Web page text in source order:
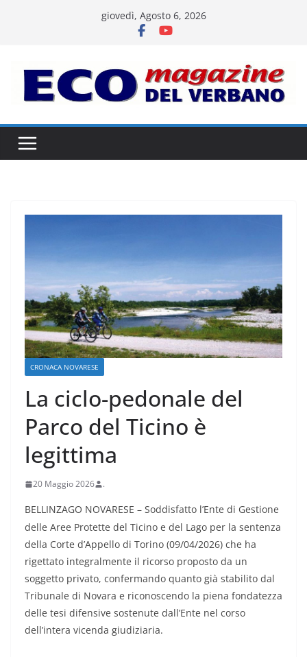
giovedì, Agosto 6, 2026
CRONACA NOVARESE
La ciclo-pedonale del
Parco del Ticino è
legittima
20 Maggio 2026 .
BELLINZAGO NOVARESE – Soddisfatto l’Ente di Gestione
delle Aree Protette del Ticino e del Lago per la sentenza
della Corte d’Appello di Torino (09/04/2026) che ha
rigettato integralmente il ricorso proposto da un
soggetto privato, confermando quanto già stabilito dal
Tribunale di Novara e riconoscendo la piena fondatezza
delle tesi difensive sostenute dall’Ente nel corso
dell’intera vicenda giudiziaria.